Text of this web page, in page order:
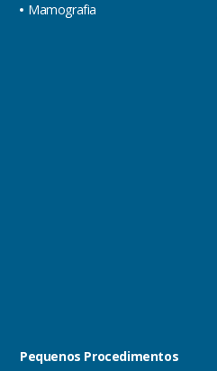
Mamografia
Pequenos Procedimentos